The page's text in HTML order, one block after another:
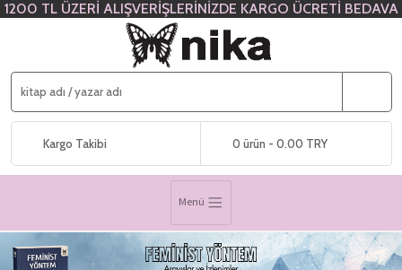
1200 TL ÜZERİ ALIŞVERİŞLERİNİZDE KARGO ÜCRETİ BEDAVA
Kargo Takibi 0 ürün - 0.00 TRY
Menü